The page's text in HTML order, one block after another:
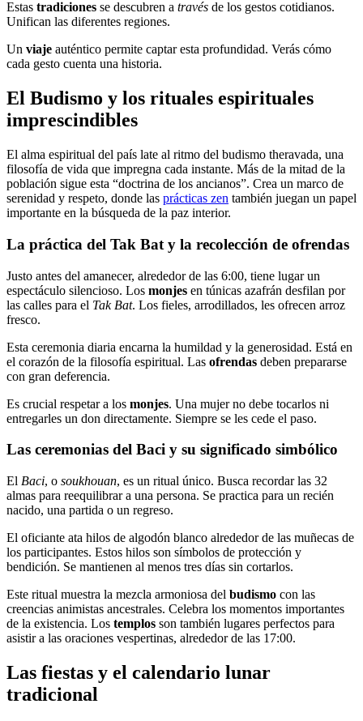
Estas tradiciones se descubren a través de los gestos cotidianos.
Unifican las diferentes regiones.
Un viaje auténtico permite captar esta profundidad. Verás cómo
cada gesto cuenta una historia.
El Budismo y los rituales espirituales
imprescindibles
El alma espiritual del país late al ritmo del budismo theravada, una
filosofía de vida que impregna cada instante. Más de la mitad de la
población sigue esta “doctrina de los ancianos”. Crea un marco de
serenidad y respeto, donde las prácticas zen también juegan un papel
importante en la búsqueda de la paz interior.
La práctica del Tak Bat y la recolección de ofrendas
Justo antes del amanecer, alrededor de las 6:00, tiene lugar un
espectáculo silencioso. Los monjes en túnicas azafrán desfilan por
las calles para el Tak Bat. Los fieles, arrodillados, les ofrecen arroz
fresco.
Esta ceremonia diaria encarna la humildad y la generosidad. Está en
el corazón de la filosofía espiritual. Las ofrendas deben prepararse
con gran deferencia.
Es crucial respetar a los monjes. Una mujer no debe tocarlos ni
entregarles un don directamente. Siempre se les cede el paso.
Las ceremonias del Baci y su significado simbólico
El Baci, o soukhouan, es un ritual único. Busca recordar las 32
almas para reequilibrar a una persona. Se practica para un recién
nacido, una partida o un regreso.
El oficiante ata hilos de algodón blanco alrededor de las muñecas de
los participantes. Estos hilos son símbolos de protección y
bendición. Se mantienen al menos tres días sin cortarlos.
Este ritual muestra la mezcla armoniosa del budismo con las
creencias animistas ancestrales. Celebra los momentos importantes
de la existencia. Los templos son también lugares perfectos para
asistir a las oraciones vespertinas, alrededor de las 17:00.
Las fiestas y el calendario lunar
tradicional